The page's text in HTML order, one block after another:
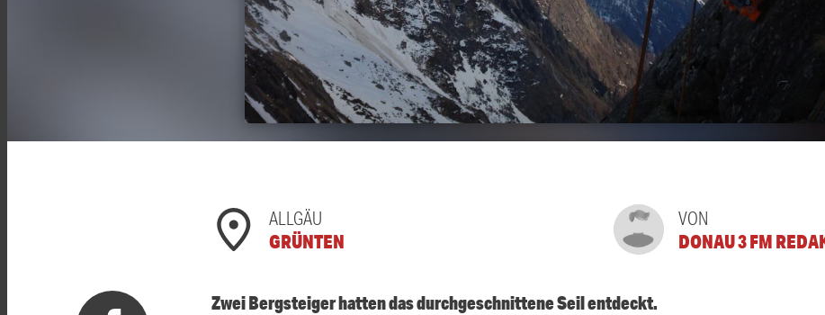
ALLGÄU
GRÜNTEN
VON
DONAU 3 FM
Zwei Bergsteiger hatten das durchgeschnittene Seil entdeckt.